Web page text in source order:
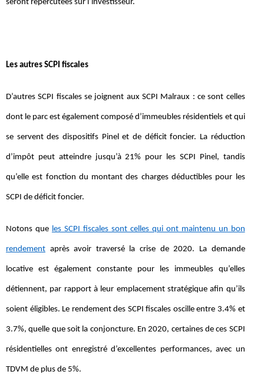
seront répercutées sur l’investisseur.
Les autres SCPI fiscales
D’autres SCPI fiscales se joignent aux SCPI Malraux : ce sont celles
dont le parc est également composé d’immeubles résidentiels et qui
se servent des dispositifs Pinel et de déficit foncier. La réduction
d’impôt peut atteindre jusqu’à 21% pour les SCPI Pinel, tandis
qu’elle est fonction du montant des charges déductibles pour les
SCPI de déficit foncier.
Notons que les SCPI fiscales sont celles qui ont maintenu un bon
rendement après avoir traversé la crise de 2020. La demande
locative est également constante pour les immeubles qu’elles
détiennent, par rapport à leur emplacement stratégique afin qu’ils
soient éligibles. Le rendement des SCPI fiscales oscille entre 3.4% et
3.7%, quelle que soit la conjoncture. En 2020, certaines de ces SCPI
résidentielles ont enregistré d’excellentes performances, avec un
TDVM de plus de 5%.